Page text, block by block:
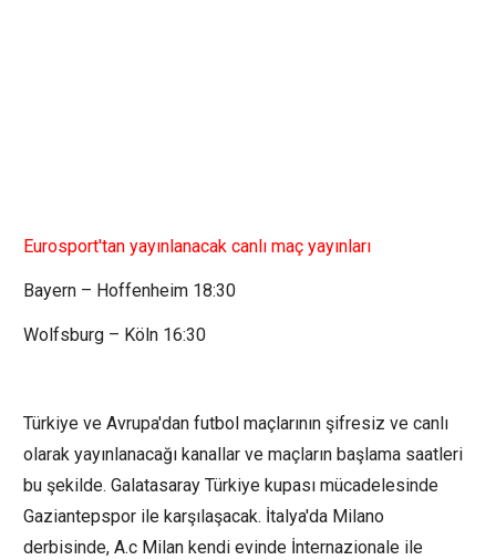
Eurosport'tan yayınlanacak canlı maç yayınları
Bayern – Hoffenheim 18:30
Wolfsburg – Köln 16:30
Türkiye ve Avrupa'dan futbol maçlarının şifresiz ve canlı
olarak yayınlanacağı kanallar ve maçların başlama saatleri
bu şekilde. Galatasaray Türkiye kupası mücadelesinde
Gaziantepspor ile karşılaşacak. İtalya'da Milano
derbisinde, A.c Milan kendi evinde İnternazionale ile